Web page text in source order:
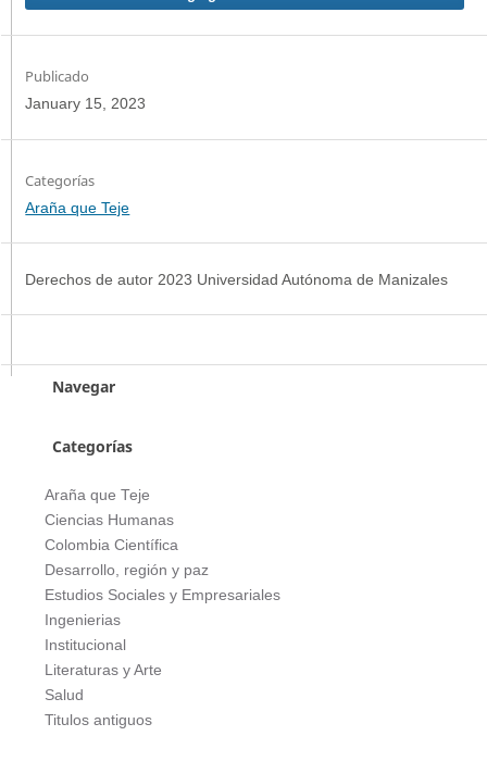
Publicado
January 15, 2023
Categorías
Araña que Teje
Derechos de autor 2023 Universidad Autónoma de Manizales
Navegar
Categorías
Araña que Teje
Ciencias Humanas
Colombia Científica
Desarrollo, región y paz
Estudios Sociales y Empresariales
Ingenierias
Institucional
Literaturas y Arte
Salud
Titulos antiguos